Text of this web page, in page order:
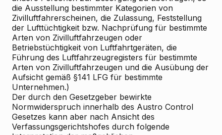
die Ausstellung bestimmter Kategorien von
Zivilluftfahrerscheinen, die Zulassung, Feststellung
der Lufttüchtigkeit bzw. Nachprüfung für bestimmte
Arten von Zivilluftfahrzeugen oder
Betriebstüchtigkeit von Luftfahrtgeräten, die
Führung des Luftfahrzeugregisters für bestimmte
Arten von Zivilluftfahrzeugen und die Ausübung der
Aufsicht gemäß §141 LFG für bestimmte
Unternehmen.)
Der durch den Gesetzgeber bewirkte
Normwiderspruch innerhalb des Austro Control
Gesetzes kann aber nach Ansicht des
Verfassungsgerichtshofes durch folgende